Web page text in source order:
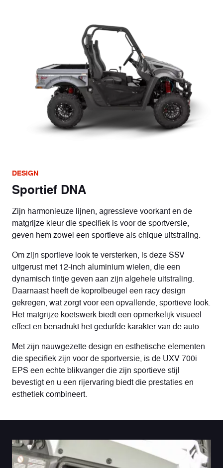
DESIGN
Sportief DNA
Zijn harmonieuze lijnen, agressieve voorkant en de
matgrijze kleur die specifiek is voor de sportversie,
geven hem zowel een sportieve als chique uitstraling.
Om zijn sportieve look te versterken, is deze SSV
uitgerust met 12-inch aluminium wielen, die een
dynamisch tintje geven aan zijn algehele uitstraling.
Daarnaast heeft de koprolbeugel een racy design
gekregen, wat zorgt voor een opvallende, sportieve look.
Het matgrijze koetswerk biedt een opmerkelijk visueel
effect en benadrukt het gedurfde karakter van de auto.
Met zijn nauwgezette design en esthetische elementen
die specifiek zijn voor de sportversie, is de UXV 700i
EPS een echte blikvanger die zijn sportieve stijl
bevestigt en u een rijervaring biedt die prestaties en
esthetiek combineert.